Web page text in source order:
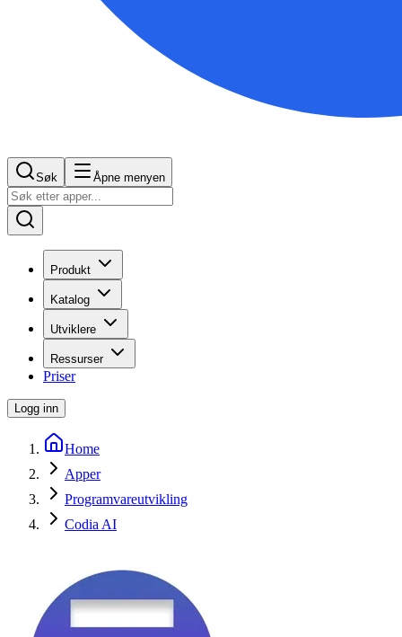
Søk Åpne menyen
Produkt
Katalog
Utviklere
Ressurser
Priser
Logg inn
Home
Apper
Programvareutvikling
Codia AI